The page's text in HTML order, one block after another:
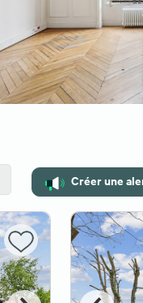
Créer une